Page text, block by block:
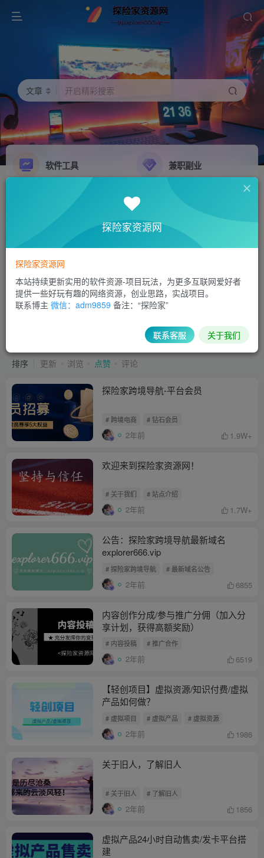
文章 开启精彩搜索
软件工具 兼职副业
精品源码
关于我们
排序 更新 浏览 点赞 评论
探险家跨境导航-平台会员
# 跨境电商 # 钻石会员
2年前 1.9W+
欢迎来到探险家资源网！
# 关于我们 # 站点介绍
2年前 1.7W+
公告：探险家跨境导航最新域名
explorer666.vip
# 探险家跨境导航 # 最新域名公告
2年前 6855
内容创作分成/参与推广分佣（加入分
享计划，获得高额奖励）
# 内容投稿 # 推广合作
2年前 6519
【轻创项目】虚拟资源/知识付费/虚拟
产品如何做？
# 虚拟项目 # 虚拟产品 # 虚拟资源
2年前 1986
关于旧人，了解旧人
# 关于旧人 # 了解旧人
2年前 1856
虚拟产品24小时自动售卖/发卡平台搭
建
探险家资源网
探险家资源网
本站持续更新实用的软件资源-项目玩法，为更多互联网爱好者
提供一些好玩有趣的网络资源，创业思路，实战项目。
联系博主 微信：adm9859 备注：“探险家”
联系客服 关于我们